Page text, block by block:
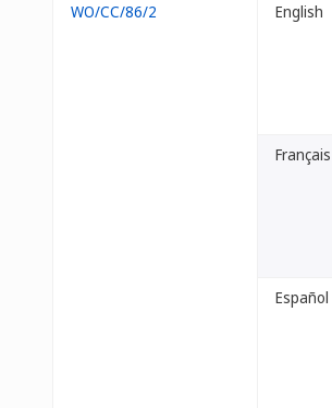
WO/CC/86/2 English
Français
Español